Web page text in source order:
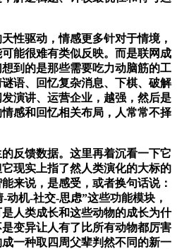
驱动，情感更多针对于情境，
能很难有类似反映。而是联网成
到的是那些需要吃力动脑筋的工
语、回忆复杂消息、下棋、破解
演讲、运营企业，越强，然后是
感和回忆相关布局，人常常不择
馈数据。这里再着沉看一下它
现实上指了然人类演化的大标的
来说，是感受，或者换句话说：
动机-社交-思虑”这些功能模块，
人类成长和这些动物的成长为什
变异让人有了比所有动物都厉害
一种取四周父辈判然不同的新一